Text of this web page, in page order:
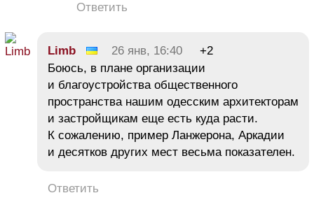
Ответить
Limb 26 янв, 16:40
+2
Боюсь, в плане организации
и благоустройства общественного
пространства нашим одесским архитекторам
и застройщикам еще есть куда расти.
К сожалению, пример Ланжерона, Аркадии
и десятков других мест весьма показателен.
Ответить